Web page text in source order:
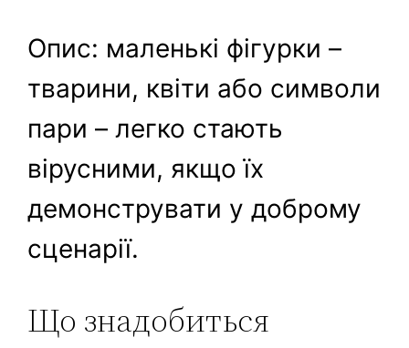
Опис: маленькі фігурки –
тварини, квіти або символи
пари – легко стають
вірусними, якщо їх
демонструвати у доброму
сценарії.
Що знадобиться